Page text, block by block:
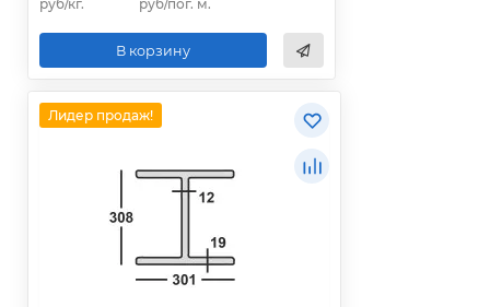
руб/кг. руб/пог. м.
В корзину
Лидер продаж!